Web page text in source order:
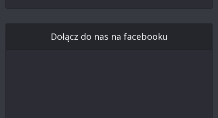
Dołącz do nas na facebooku